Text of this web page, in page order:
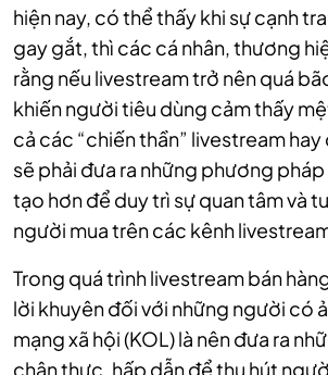
hiện nay, có thể thấy khi sự cạnh
gay gắt, thì các cá nhân, thương
rằng nếu livestream trở nên quá
khiến người tiêu dùng cảm thấy
cả các “chiến thần” livestream hay
sẽ phải đưa ra những phương
tạo hơn để duy trì sự quan tâm và
người mua trên các kênh
Trong quá trình livestream bán
lời khuyên đối với những người có
mạng xã hội (KOL) là nên đưa ra
chân thực, hấp dẫn để thu hút